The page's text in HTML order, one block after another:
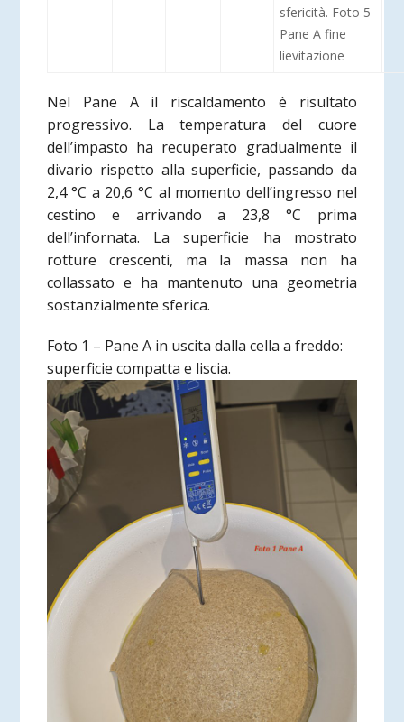
sfericità. Foto 5
Pane A fine
lievitazione
Nel Pane A il riscaldamento è risultato
progressivo. La temperatura del cuore
dell’impasto ha recuperato gradualmente il
divario rispetto alla superficie, passando da
2,4 °C a 20,6 °C al momento dell’ingresso nel
cestino e arrivando a 23,8 °C prima
dell’infornata. La superficie ha mostrato
rotture crescenti, ma la massa non ha
collassato e ha mantenuto una geometria
sostanzialmente sferica.
Foto 1 – Pane A in uscita dalla cella a freddo:
superficie compatta e liscia.